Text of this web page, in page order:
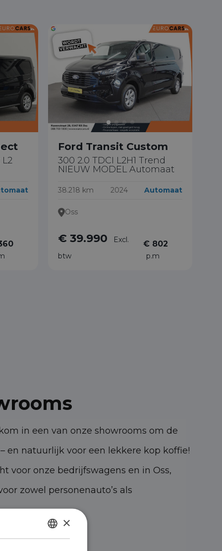
Ford Transit Custom
300 2.0 TDCI L2H1 Trend
NIEUW MODEL Automaat
38.218 km 2024 Automaat
Oss
€ 39.990
Excl.
btw
€ 802
p.m
in een van onze showrooms om de
en natuurlijk voor een lekkere kop koffie!
voor onze bedrijfswagens en in Oss,
zowel personenauto’s als
KK Oss
DUTCH
×